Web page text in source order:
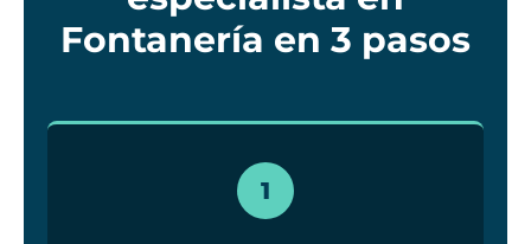
Fontanería en 3 pasos
1